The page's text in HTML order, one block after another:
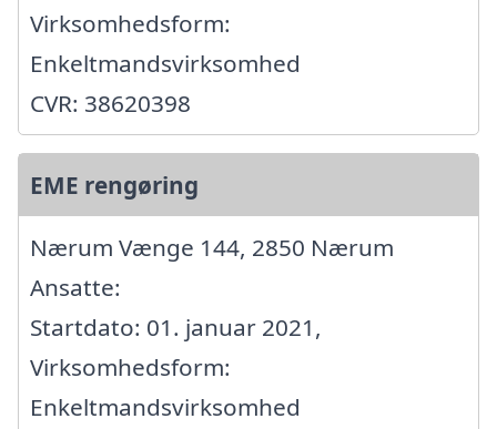
Virksomhedsform:
Enkeltmandsvirksomhed
CVR: 38620398
EME rengøring
Nærum Vænge 144, 2850 Nærum
Ansatte:
Startdato: 01. januar 2021,
Virksomhedsform:
Enkeltmandsvirksomhed